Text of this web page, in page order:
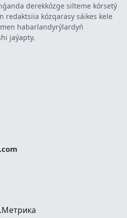
derekkózge silteme kórsetý
kózqarasy sáikes kele
habarlandyrýlardyń
jaýapty.